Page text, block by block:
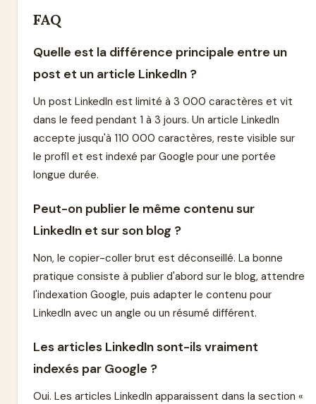
FAQ
Quelle est la différence principale entre un
post et un article LinkedIn ?
Un post LinkedIn est limité à 3 000 caractères et vit
dans le feed pendant 1 à 3 jours. Un article LinkedIn
accepte jusqu'à 110 000 caractères, reste visible sur
le profil et est indexé par Google pour une portée
longue durée.
Peut-on publier le même contenu sur
LinkedIn et sur son blog ?
Non, le copier-coller brut est déconseillé. La bonne
pratique consiste à publier d'abord sur le blog, attendre
l'indexation Google, puis adapter le contenu pour
LinkedIn avec un angle ou un résumé différent.
Les articles LinkedIn sont-ils vraiment
indexés par Google ?
Oui. Les articles LinkedIn apparaissent dans la section «